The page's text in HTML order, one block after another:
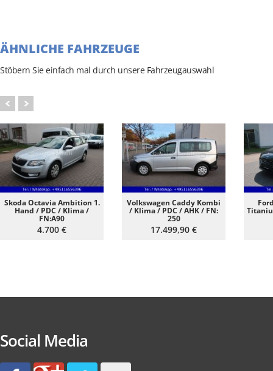
ÄHNLICHE FAHRZEUGE
Stöbern Sie einfach mal durch unsere Fahrzeugauswahl
Skoda Octavia Ambition 1.
Hand / PDC / Klima /
FN:A90
4.700 €
Volkswagen Caddy Kombi
/ Klima / PDC / AHK / FN:
250
17.499,90 €
Social Media